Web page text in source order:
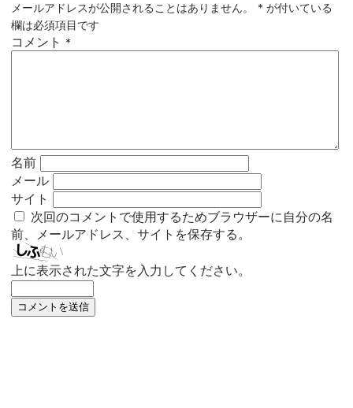
メールアドレスが公開されることはありません。 * が付いている
欄は必須項目です
コメント *
名前
メール
サイト
次回のコメントで使用するためブラウザーに自分の名
前、メールアドレス、サイトを保存する。
上に表示された文字を入力してください。